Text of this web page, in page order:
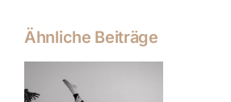
Ähnliche Beiträge